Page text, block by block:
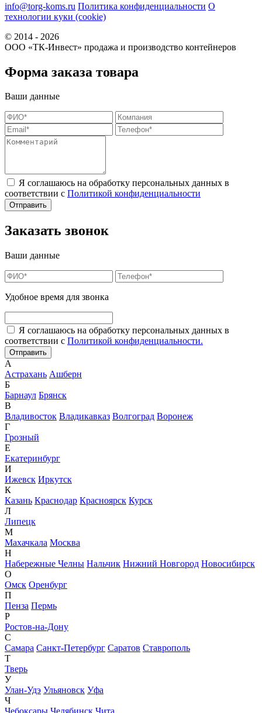
info@torg-koms.ru Политика конфиденциальности О
технологии куки (cookie)
© 2014 - 2026
ООО «ТК-Инвест» продажа и производство контейнеров
Форма заказа товара
Ваши данные
Я соглашаюсь на обработку персональных данных в
соответствии с Политикой конфиденциальности
Заказать звонок
Ваши данные
Удобное время для звонка
Я соглашаюсь на обработку персональных данных в
соответствии с Политикой конфиденциальности.
А
Астрахань Ашберн
Б
Барнаул Брянск
В
Владивосток Владикавказ Волгоград Воронеж
Г
Грозный
Е
Екатеринбург
И
Ижевск Иркутск
К
Казань Краснодар Красноярск Курск
Л
Липецк
М
Махачкала Москва
Н
Набережные Челны Нальчик Нижний Новгород Новосибирск
О
Омск Оренбург
П
Пенза Пермь
Р
Ростов-на-Дону
С
Самара Санкт-Петербург Саратов Ставрополь
Т
Тверь
У
Улан-Удэ Ульяновск Уфа
Ч